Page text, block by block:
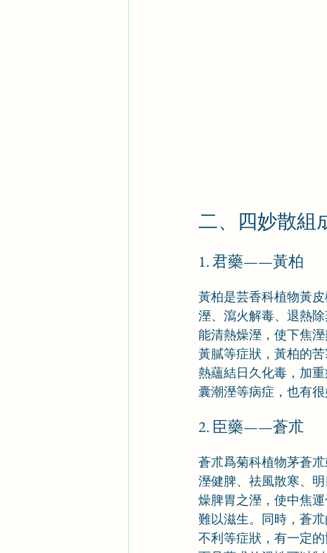
二、四妙散組
1. 君藥——黃柏
黃柏是芸香科植物黃
溼、瀉火解毒、退熱
能清熱燥溼，使下焦
黃膩等症狀，黃柏的
熱蘊結日久化毒，加
囊潮溼等病症，也有很
2. 臣藥——蒼朮
蒼朮爲菊科植物茅蒼
溼健脾、祛風散寒、
燥脾胃之溼，使中焦
難以滋生。同時，蒼
不利等症狀，有一定